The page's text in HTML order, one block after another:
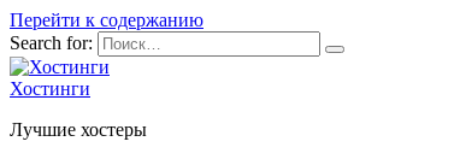
Перейти к содержанию
Search for:
Хостинги
Лучшие хостеры